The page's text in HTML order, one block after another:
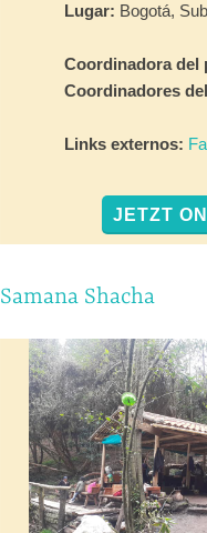
Lugar: Bogotá,
Coordinadora del
Coordinadores
Links externos:
JETZT
Samana Shacha